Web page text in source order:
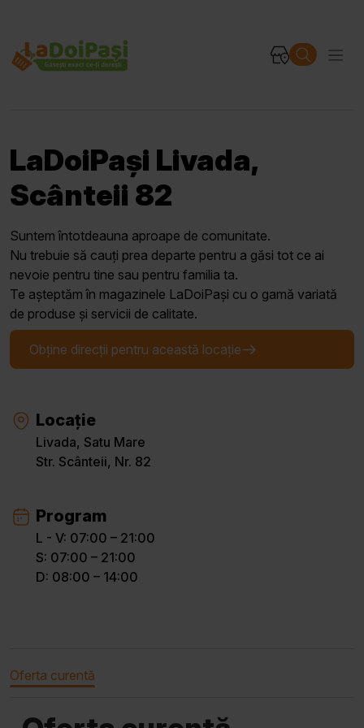
LaDoiPași Livada,
Scânteii 82
Suntem întotdeauna aproape de comunitate.
Nu trebuie să cauți prea departe pentru a găsi tot ce ai
nevoie pentru tine sau pentru familia ta.
Te așteptăm în magazinele LaDoiPași cu o gamă variată
de produse și servicii de calitate.
Obține direcții pentru această locație
Locație
Livada, Satu Mare
Str. Scânteii, Nr. 82
Program
L - V: 07:00 – 21:00
S: 07:00 – 21:00
D: 08:00 – 14:00
Oferta curentă